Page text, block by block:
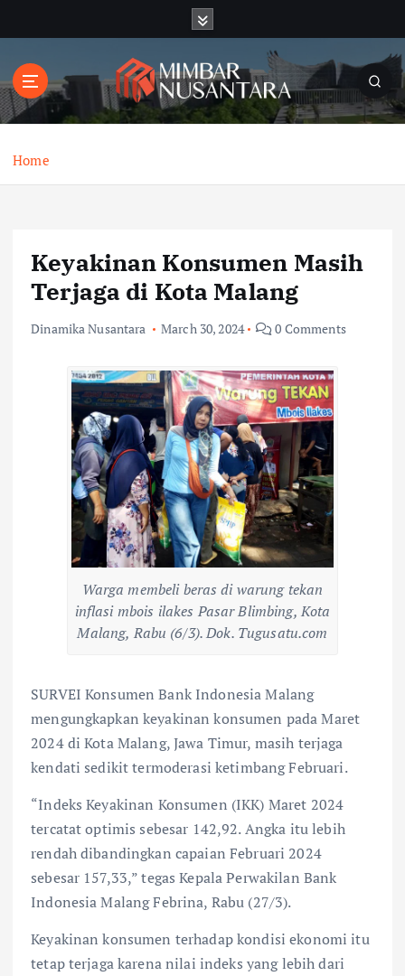
t
o
Home
Keyakinan Konsumen Masih
Terjaga di Kota Malang
Dinamika Nusantara March 30, 2024 0 Comments
Warga membeli beras di warung tekan
inflasi mbois ilakes Pasar Blimbing, Kota
Malang, Rabu (6/3). Dok. Tugusatu.com
SURVEI Konsumen Bank Indonesia Malang
mengungkapkan keyakinan konsumen pada Maret
2024 di Kota Malang, Jawa Timur, masih terjaga
kendati sedikit termoderasi ketimbang Februari.
“Indeks Keyakinan Konsumen (IKK) Maret 2024
tercatat optimis sebesar 142,92. Angka itu lebih
rendah dibandingkan capaian Februari 2024
sebesar 157,33,” tegas Kepala Perwakilan Bank
Indonesia Malang Febrina, Rabu (27/3).
Keyakinan konsumen terhadap kondisi ekonomi itu
tetap terjaga karena nilai indeks yang lebih dari